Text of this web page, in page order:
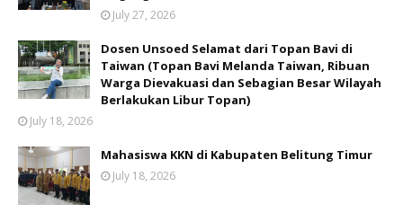
July 27, 2026
Dosen Unsoed Selamat dari Topan Bavi di
Taiwan (Topan Bavi Melanda Taiwan, Ribuan
Warga Dievakuasi dan Sebagian Besar Wilayah
Berlakukan Libur Topan)
July 18, 2026
Mahasiswa KKN di Kabupaten Belitung Timur
July 18, 2026